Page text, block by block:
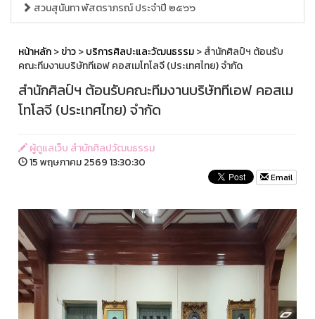
สวนสุนันทา พัสตราภรณ์ ประจำปี ๒๕๖๖
หน้าหลัก>ข่าว>บริการศิลปะและวัฒนธรรม> สำนักศิลป์ฯ ต้อนรับ
คณะทีมงานบริษัททีเอฟ คอสเมโทโลจี (ประเทศไทย) จำกัด
สำนักศิลป์ฯ ต้อนรับคณะทีมงานบริษัททีเอฟ คอสเม
โทโลจี (ประเทศไทย) จำกัด
ผู้ดูแลเว็บ สำนักศิลปวัฒนธรรม
15 พฤษภาคม 2569 13:30:30
Email